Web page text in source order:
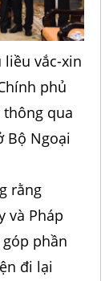
vắc-xin
phủ
qua
Bộ Ngoại
rằng
và Pháp
góp phần
đi lại